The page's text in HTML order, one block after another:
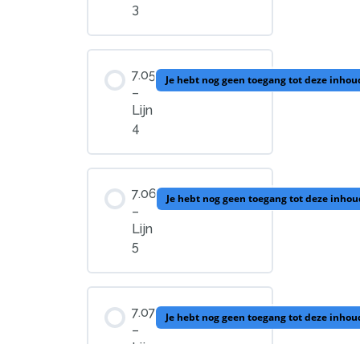
3
7.05
–
Lijn
4
Je hebt nog geen toegang tot deze
7.06
–
Lijn
5
Je hebt nog geen toegang tot deze
7.07
–
Je hebt nog geen toegang tot deze